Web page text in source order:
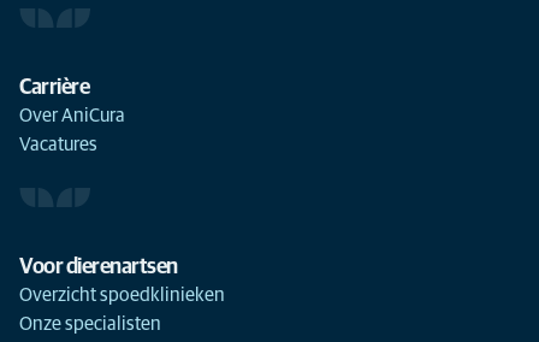
Carrière
Over AniCura
Vacatures
Voor dierenartsen
Overzicht spoedklinieken
Onze specialisten